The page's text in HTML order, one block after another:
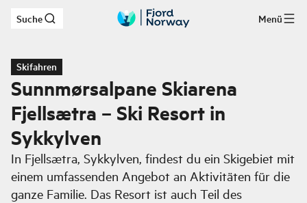
Zum Hauptinhalt
Suche Menü
Skifahren
Sunnmørsalpane Skiarena
Fjellsætra – Ski Resort in
Sykkylven
In Fjellsætra, Sykkylven, findest du ein Skigebiet mit
einem umfassenden Angebot an Aktivitäten für die
ganze Familie. Das Resort ist auch Teil des